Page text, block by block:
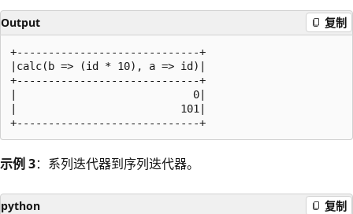
Output 复制
+-----------------------------+
|calc(b => (id * 10), a => id)|
+-----------------------------+
|                            0|
|                          101|
示例 3：系列迭代器到序列迭代器。
python 复制